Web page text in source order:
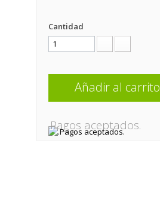
Cantidad
Añadir al carrito
.Pagos aceptados.